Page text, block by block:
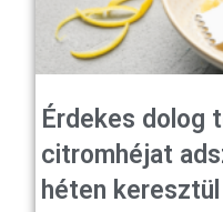
Érdekes dolog
citromhéjat
héten keresztül